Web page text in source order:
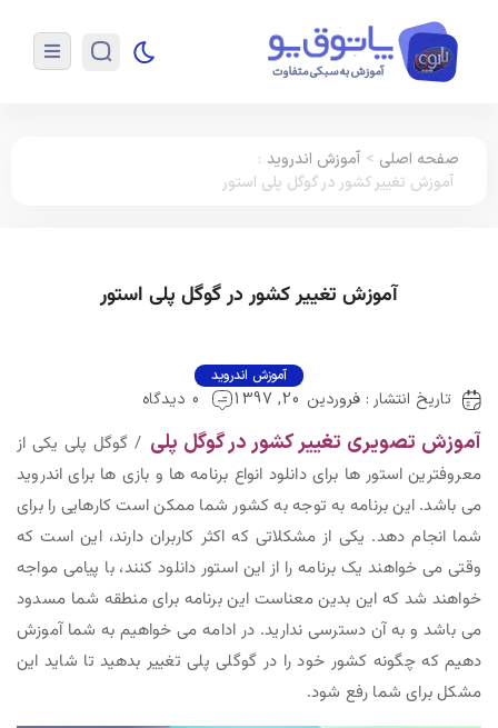
صفحه اصلی > آموزش اندروید :
آموزش تغییر کشور در گوگل پلی استور
آموزش تغییر کشور در گوگل پلی استور
آموزش اندروید
تاریخ انتشار : فروردین 20, 1397 0 دیدگاه
آموزش تصویری تغییر کشور در گوگل پلی / گوگل پلی یکی از
معروفترین استور ها برای دانلود انواع برنامه ها و بازی ها برای اندروید
می باشد. این برنامه به توجه به کشور شما ممکن است کارهایی را برای
شما انجام دهد. یکی از مشکلاتی که اکثر کاربران دارند، این است که
وقتی می خواهند یک برنامه را از این استور دانلود کنند، با پیامی مواجه
خواهند شد که این بدین معناست این برنامه برای منطقه شما مسدود
می باشد و به آن دسترسی ندارید. در ادامه می خواهیم به شما آموزش
دهیم که چگونه کشور خود را در گوگلی پلی تغییر بدهید تا شاید این
مشکل برای شما رفع شود.